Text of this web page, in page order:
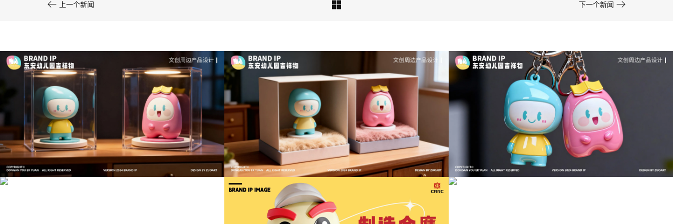
 上一个新闻  下一个新闻 
文创产品设计的成本控制——实战技巧 | IP设计公
司-佐案设计
从战略高度审视文旅ip设计，我们发现这……
成功案例：品牌IP设计的视觉体系 | IP设计公司-佐
案设计